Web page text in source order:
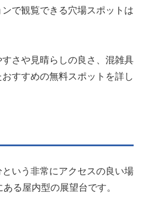
で観覧できる穴場スポットは
さや見晴らしの良さ、混雑具
すすめの無料スポットを詳し
いう非常にアクセスの良い場
る屋内型の展望台です。